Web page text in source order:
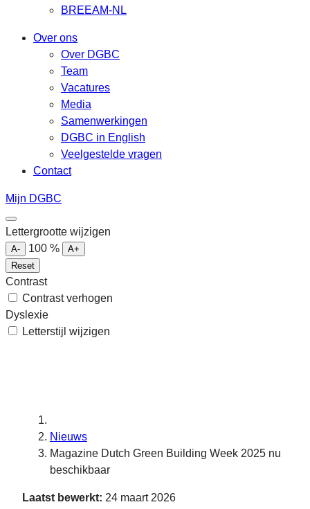
BREEAM-NL
Over ons
Over DGBC
Team
Vacatures
Media
Samenwerkingen
DGBC in English
Veelgestelde vragen
Contact
Mijn DGBC
Lettergrootte wijzigen
A- 100 %
A+
Reset
Contrast
Contrast verhogen
Dyslexie
Letterstijl wijzigen
Nieuws
Magazine Dutch Green Building Week 2025 nu
beschikbaar
Laatst bewerkt: 24 maart 2026